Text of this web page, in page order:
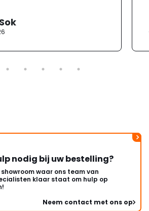
nodig bij uw bestelling?
waar ons team van
klaar staat om hulp op
Neem contact met ons op